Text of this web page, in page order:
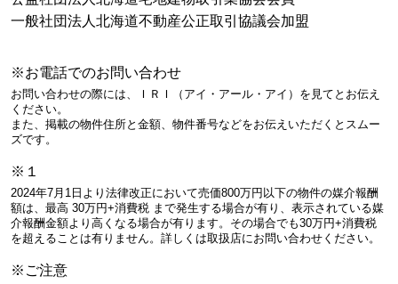
一般社団法人北海道不動産公正取引協議会加盟
※お電話でのお問い合わせ
お問い合わせの際には、ＩＲＩ（アイ・アール・アイ）を見てとお伝え
ください。
また、掲載の物件住所と金額、物件番号などをお伝えいただくとスムー
ズです。
※１
2024年7月1日より法律改正において売価800万円以下の物件の媒介報酬
額は、最高 30万円+消費税 まで発生する場合が有り、表示されている媒
介報酬金額より高くなる場合が有ります。その場合でも30万円+消費税
を超えることは有りません。詳しくは取扱店にお問い合わせください。
※ご注意